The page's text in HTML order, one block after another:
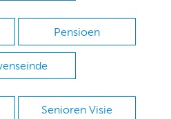
Pensioen
Senioren Visie